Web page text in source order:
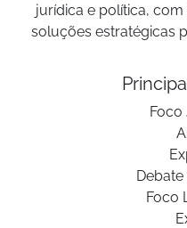
jurídica e política,
soluções estratégicas
Foco
Debate
Foco